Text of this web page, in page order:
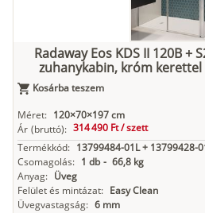
Radaway Eos KDS II 120B +
zuhanykabin, króm kerettel
Kosárba teszem
Méret: 120×70×197 cm
Ár (bruttó): 314 490 Ft /szett
Termékkód: 13799484-01L + 13799428-
Csomagolás: 1 db - 66,8 kg
Anyag: Üveg
Felület és mintázat: Easy Clean
Üvegvastagság: 6 mm